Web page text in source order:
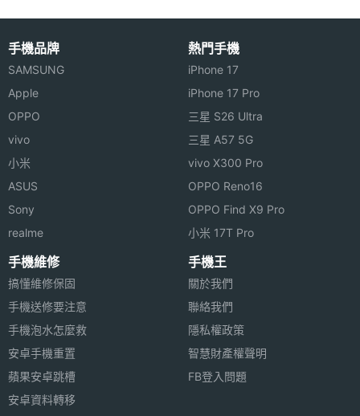
主相機
感光元
件
主相機
光圈F
光燈
主相機
自動對
主相機
光學防
手震
手機品牌
SAMSUNG
Apple
OPPO
vivo
小米
ASUS
Sony
realme
熱門手機
iPhone 17
iPhone 17 Pro
三星 S26 Ultra
三星 A57 5G
vivo X300 Pro
OPPO Reno16
OPPO Find X9 Pro
小米 17T Pro
手機維修
搞懂維修保固
手機送修要注意
手機泡水怎麼救
安卓手機重置
蘋果安卓跳槽
安卓資料轉移
手機王
關於我們
聯絡我們
隱私權政策
智慧財產權聲明
FB登入問題